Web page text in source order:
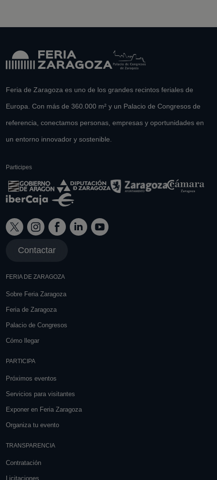
Feria de Zaragoza es uno de los grandes recintos feriales de
Europa. Con más de 360.000 m² y un Palacio de Congresos de
referencia, conectamos personas, empresas y oportunidades en
un entorno innovador y sostenible.
Participes
Contactar
FERIA DE ZARAGOZA
Sobre Feria Zaragoza
Feria de Zaragoza
Palacio de Congresos
Cómo llegar
PARTICIPA
Próximos eventos
Servicios para visitantes
Exponer en Feria Zaragoza
Organiza tu evento
TRANSPARENCIA
Contratación
Licitaciones